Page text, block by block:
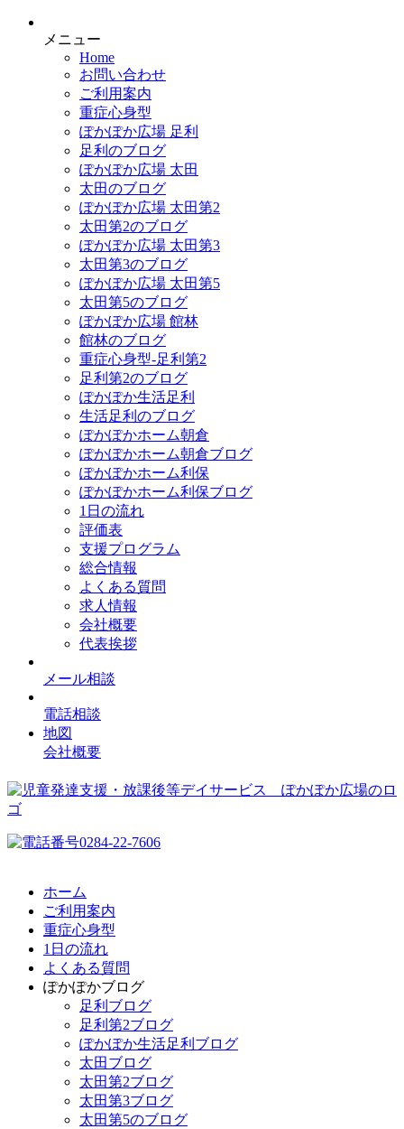
メニュー
Home
お問い合わせ
ご利用案内
重症心身型
ぽかぽか広場 足利
足利のブログ
ぽかぽか広場 太田
太田のブログ
ぽかぽか広場 太田第2
太田第2のブログ
ぽかぽか広場 太田第3
太田第3のブログ
ぽかぽか広場 太田第5
太田第5のブログ
ぽかぽか広場 館林
館林のブログ
重症心身型-足利第2
足利第2のブログ
ぽかぽか生活足利
生活足利のブログ
ぽかぽかホーム朝倉
ぽかぽかホーム朝倉ブログ
ぽかぽかホーム利保
ぽかぽかホーム利保ブログ
1日の流れ
評価表
支援プログラム
総合情報
よくある質問
求人情報
会社概要
代表挨拶
メール相談
電話相談
地図
会社概要
ホーム
ご利用案内
重症心身型
1日の流れ
よくある質問
ぽかぽかブログ
足利ブログ
足利第2ブログ
ぽかぽか生活足利ブログ
太田ブログ
太田第2ブログ
太田第3ブログ
太田第5のブログ